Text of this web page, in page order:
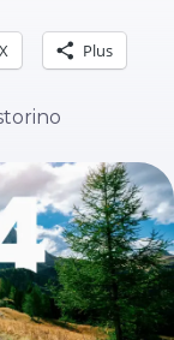
X Plus